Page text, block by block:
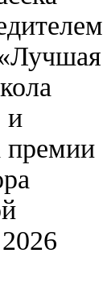
и
премии